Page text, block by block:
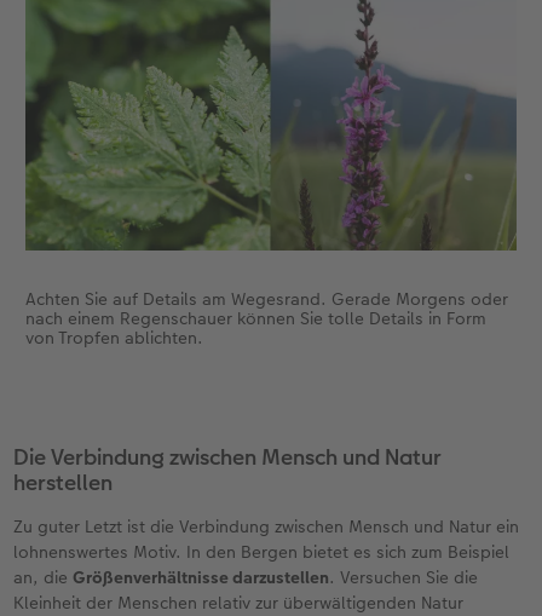
Achten Sie auf Details am Wegesrand. Gerade Morgens oder
nach einem Regenschauer können Sie tolle Details in Form
von Tropfen ablichten.
Die Verbindung zwischen Mensch und Natur
herstellen
Zu guter Letzt ist die Verbindung zwischen Mensch und Natur ein
lohnenswertes Motiv. In den Bergen bietet es sich zum Beispiel
an, die Größenverhältnisse darzustellen. Versuchen Sie die
Kleinheit der Menschen relativ zur überwältigenden Natur